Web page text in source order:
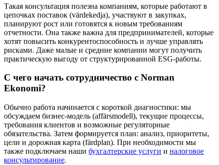
Такая консультация полезна компаниям, которые работают в
цепочках поставок (värdekedja), участвуют в закупках,
планируют рост или готовятся к новым требованиям
отчетности. Она также важна для предпринимателей, которые
хотят повысить конкурентоспособность и лучше управлять
рисками. Даже малые и средние компании могут получить
практическую выгоду от структурированной ESG-работы.
С чего начать сотрудничество с Norman
Ekonomi?
Обычно работа начинается с короткой диагностики: мы
обсуждаем бизнес-модель (affärsmodell), текущие процессы,
требования клиентов и возможные регуляторные
обязательства. Затем формируется план: анализ, приоритеты,
цели и дорожная карта (färdplan). При необходимости мы
также подключаем наши бухгалтерские услуги и налоговое
консультирование.